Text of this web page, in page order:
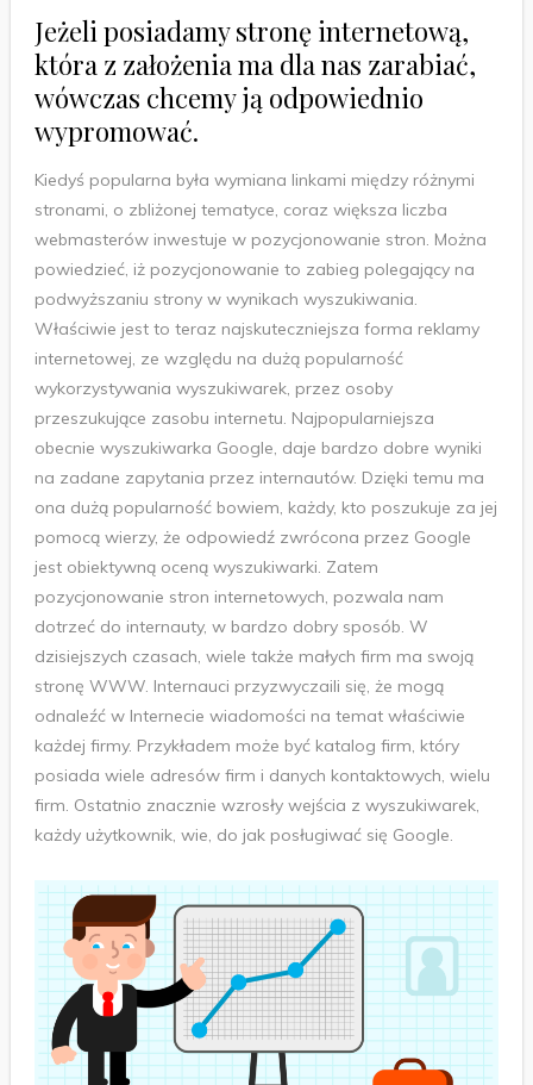
Jeżeli posiadamy stronę internetową,
która z założenia ma dla nas zarabiać,
wówczas chcemy ją odpowiednio
wypromować.
Kiedyś popularna była wymiana linkami między różnymi
stronami, o zbliżonej tematyce, coraz większa liczba
webmasterów inwestuje w pozycjonowanie stron. Można
powiedzieć, iż pozycjonowanie to zabieg polegający na
podwyższaniu strony w wynikach wyszukiwania.
Właściwie jest to teraz najskuteczniejsza forma reklamy
internetowej, ze względu na dużą popularność
wykorzystywania wyszukiwarek, przez osoby
przeszukujące zasobu internetu. Najpopularniejsza
obecnie wyszukiwarka Google, daje bardzo dobre wyniki
na zadane zapytania przez internautów. Dzięki temu ma
ona dużą popularność bowiem, każdy, kto poszukuje za jej
pomocą wierzy, że odpowiedź zwrócona przez Google
jest obiektywną oceną wyszukiwarki. Zatem
pozycjonowanie stron internetowych, pozwala nam
dotrzeć do internauty, w bardzo dobry sposób. W
dzisiejszych czasach, wiele także małych firm ma swoją
stronę WWW. Internauci przyzwyczaili się, że mogą
odnaleźć w Internecie wiadomości na temat właściwie
każdej firmy. Przykładem może być katalog firm, który
posiada wiele adresów firm i danych kontaktowych, wielu
firm. Ostatnio znacznie wzrosły wejścia z wyszukiwarek,
każdy użytkownik, wie, do jak posługiwać się Google.